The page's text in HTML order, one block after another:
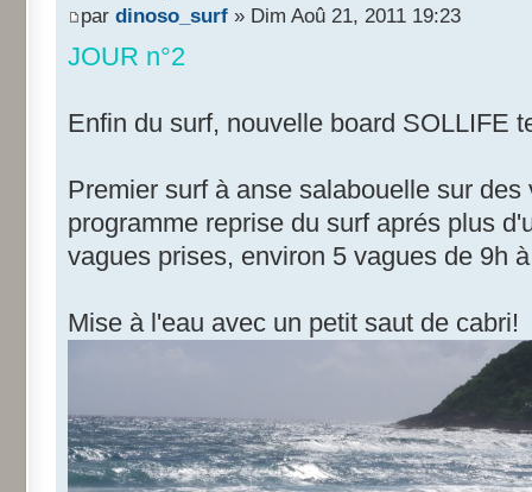
par dinoso_surf » Dim Aoû 21, 2011 19:23
JOUR n°2
Enfin du surf, nouvelle board SOLLIFE
Premier surf à anse salabouelle sur
programme reprise du surf aprés plus
vagues prises, environ 5 vagues de 9h
Mise à l'eau avec un petit saut de cabri!